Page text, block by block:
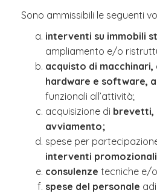
Sono ammissibili le seguenti
interventi su immobili
ampliamento e/o
acquisto di
hardware e software,
funzionali all’attività;
acquisizione di brevetti,
avviamento;
spese per
interventi
consulenze tecniche e/
spese del personale